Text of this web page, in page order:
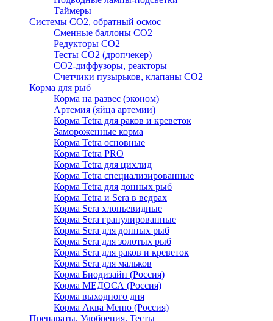
Таймеры
Системы CO2, обратный осмос
Сменные баллоны СО2
Редукторы СО2
Тесты CO2 (дропчекер)
СО2-диффузоры, реакторы
Счетчики пузырьков, клапаны СО2
Корма для рыб
Корма на развес (эконом)
Артемия (яйца артемии)
Корма Tetra для раков и креветок
Замороженные корма
Корма Tetra основные
Корма Tetra PRO
Корма Tetra для цихлид
Корма Tetra специализированные
Корма Tetra для донных рыб
Корма Tetra и Sera в ведрах
Корма Sera хлопьевидные
Корма Sera гранулированные
Корма Sera для донных рыб
Корма Sera для золотых рыб
Корма Sera для раков и креветок
Корма Sera для мальков
Корма Биодизайн (Россия)
Корма МЕДОСА (Россия)
Корма выходного дня
Корма Аква Меню (Россия)
Препараты. Удобрения. Тесты